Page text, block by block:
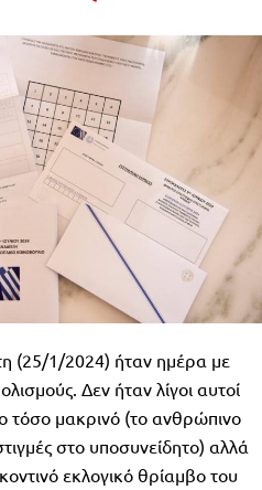
(25/1/2024) ήταν ημέρα με
Δεν ήταν λίγοι αυτοί
τόσο μακρινό (το ανθρώπινο
στο υποσυνείδητο) αλλά
εκλογικό θρίαμβο του